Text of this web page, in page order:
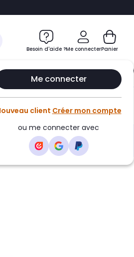
au chatbot
Besoin d'aide ?Me connecter
Me connecter
client Créer mon compte
ou me connecter avec
Panier
Le Club Infinity
au panier